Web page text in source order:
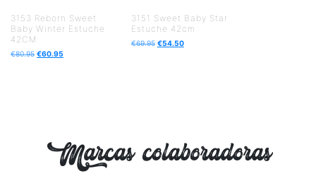
3153 Reborn Sweet
Baby Winter Estuche
42CM
€80.95 €60.95
3151 Sweet Baby Star
Estuche 42cm
€69.95 €54.50
Marcas colaboradoras